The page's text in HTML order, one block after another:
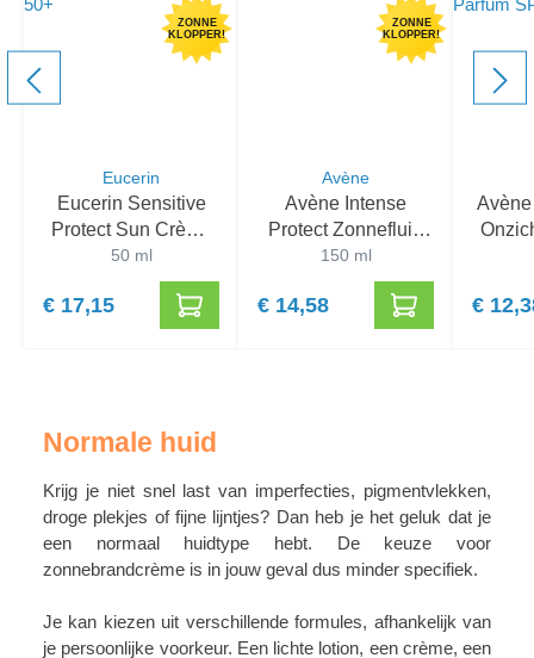
ZONNE
KLOPPER!
Eucerin
Eucerin Sensitive
Protect Sun Crème
SPF 50+
50 ml
€ 17,15
ZONNE
KLOPPER!
Avène
Avène Intense
Protect Zonnefluid
SPF 50+
150 ml
€ 14,58 €
Normale huid
Krijg je niet snel last van imperfecties, pigmentvlekken,
droge plekjes of fijne lijntjes? Dan heb je het geluk dat je
een normaal huidtype hebt. De keuze voor
zonnebrandcrème is in jouw geval dus minder specifiek.
Je kan kiezen uit verschillende formules, afhankelijk van
je persoonlijke voorkeur. Een lichte lotion, een crème, een